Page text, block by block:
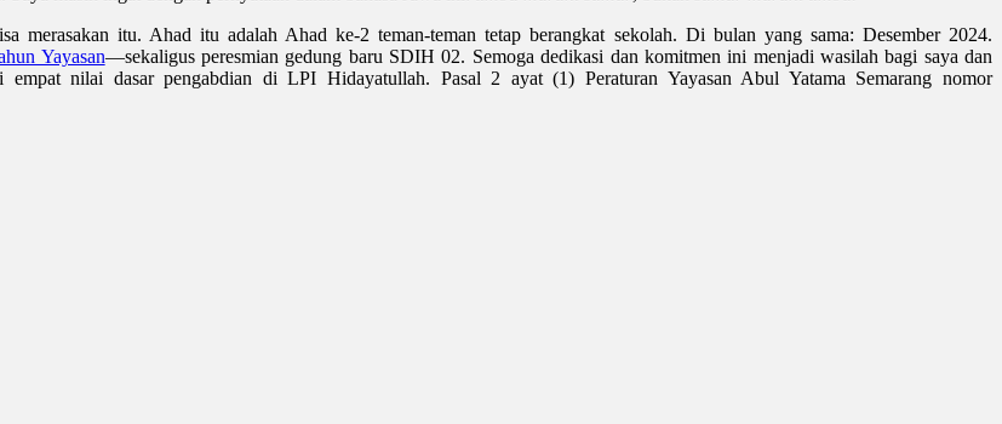
merasakan itu. Ahad itu adalah Ahad ke-2 teman-teman tetap berangkat sekolah. Di bulan yang sama: Desember 2024.
Yayasan—sekaligus peresmian gedung baru SDIH 02. Semoga dedikasi dan komitmen ini menjadi wasilah bagi saya dan
nilai dasar pengabdian di LPI Hidayatullah. Pasal 2 ayat (1) Peraturan Yayasan Abul Yatama Semarang nomor